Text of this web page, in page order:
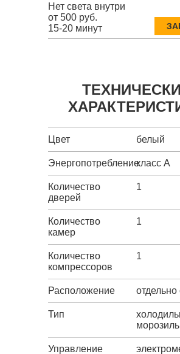
Нет света внутри
от 500 руб.
15-20 минут
Цвет белый
Энергопотреблениекласс A
Количество
дверей
1
Количество
камер
1
Количество
компрессоров
1
Расположение
Тип
Управление